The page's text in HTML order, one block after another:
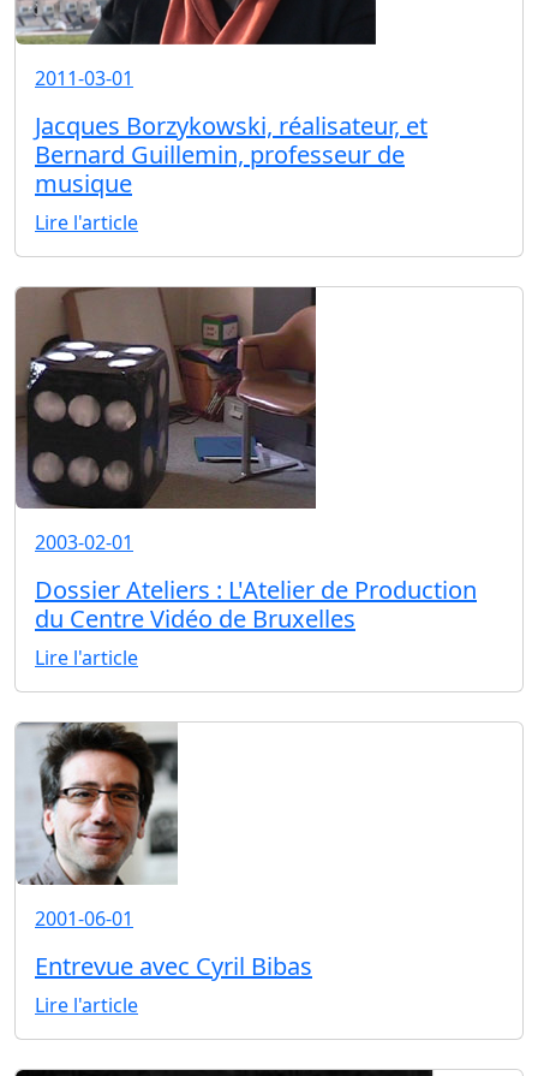
2011-03-01
Jacques Borzykowski, réalisateur, et
Bernard Guillemin, professeur de
musique
Lire l'article
2003-02-01
Dossier Ateliers : L'Atelier de Production
du Centre Vidéo de Bruxelles
Lire l'article
2001-06-01
Entrevue avec Cyril Bibas
Lire l'article